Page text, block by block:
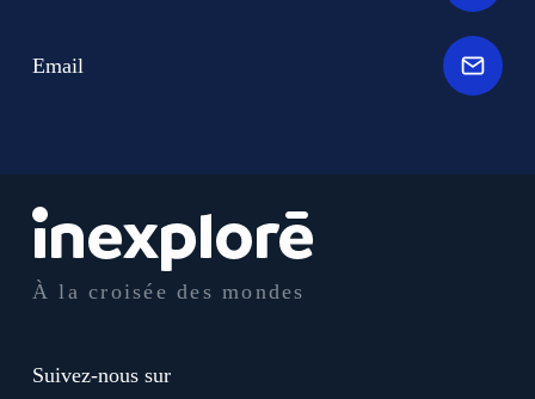
À la croisée des mondes
Suivez-nous sur
Email